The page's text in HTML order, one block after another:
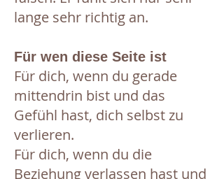
lange sehr richtig an.
Für wen diese Seite ist
Für dich, wenn du gerade
mittendrin bist und das
Gefühl hast, dich selbst zu
verlieren.
Für dich, wenn du die
Beziehung verlassen hast und